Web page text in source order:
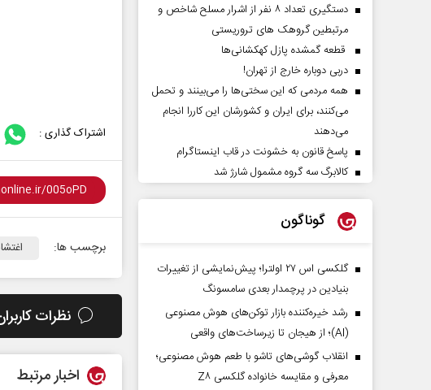
اشتراک گذاری :
برچسب ها:
نظرات
اخبار مرتبط
دستگیری تعداد ۸ نفر از اشرار مسلح شاخص و
مرتبطین گروهک های تروریستی
قطعه گمشده پازل کهکشانی‌ها
دربی دوباره خارج از تهران!
همه مردمی که این سختی‌ها را می‌بینند و تحمل
می‌کنند، برای ایران و کشورشان این کاررا انجام
می‌دهند
پاسخ قانون به خشونت در قاب اینستاگرام
کالابرگ سه گروه مشمول شارژ شد
گوناگون
گلکسی اس ۲۷ اولترا؛ پیش‌نمایشی از تغییرات
بنیادین در پرچمدار بعدی سامسونگ
رشد خیره‌کننده بازار توکن‌های هوش مصنوعی
(AI)؛ از هیجان تا زیرساخت‌های واقعی
انقلاب گوشی‌های تاشو‌ با طعم هوش مصنوعی؛
معرفی و مقایسه خانواده گلکسی Z۸